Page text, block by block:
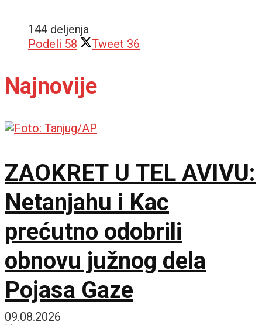
144 deljenja
Podeli 58 Tweet 36
Najnovije
ZAOKRET U TEL AVIVU:
Netanjahu i Kac
prećutno odobrili
obnovu južnog dela
Pojasa Gaze
09.08.2026